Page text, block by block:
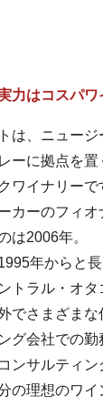
力はコスパワ
は、ニュー
ーに拠点を
ワイナリーで
カーのフィ
は2006年。
年からと
トラル・オ
でさまざま
グ会社での
ンサルティ
の理想のワ